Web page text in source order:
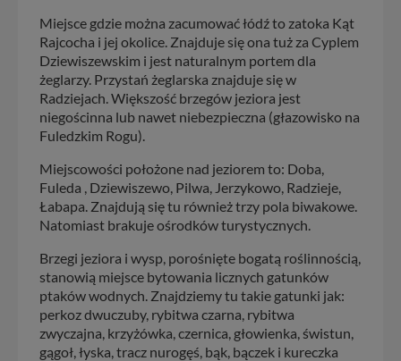
Miejsce gdzie można zacumować łódź to zatoka Kąt
Rajcocha i jej okolice. Znajduje się ona tuż za Cyplem
Dziewiszewskim i jest naturalnym portem dla
żeglarzy. Przystań żeglarska znajduje się w
Radziejach. Większość brzegów jeziora jest
niegościnna lub nawet niebezpieczna (głazowisko na
Fuledzkim Rogu).
Miejscowości położone nad jeziorem to: Doba,
Fuleda , Dziewiszewo, Pilwa, Jerzykowo, Radzieje,
Łabapa. Znajdują się tu również trzy pola biwakowe.
Natomiast brakuje ośrodków turystycznych.
Brzegi jeziora i wysp, porośnięte bogatą roślinnością,
stanowią miejsce bytowania licznych gatunków
ptaków wodnych. Znajdziemy tu takie gatunki jak:
perkoz dwuczuby, rybitwa czarna, rybitwa
zwyczajna, krzyżówka, czernica, głowienka, świstun,
gągoł, łyska, tracz nurogęś, bąk, bączek i kureczka